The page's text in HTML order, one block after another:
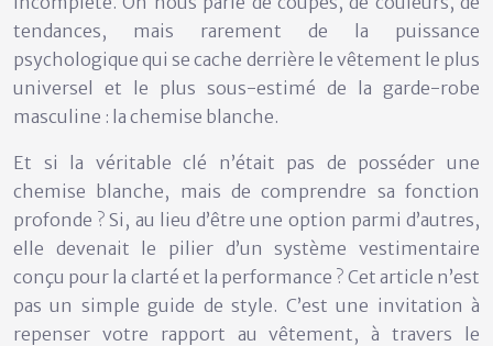
tendances, mais rarement de la puissance
psychologique qui se cache derrière le vêtement le plus
universel et le plus sous-estimé de la garde-robe
masculine : la chemise blanche.
Et si la véritable clé n’était pas de posséder une
chemise blanche, mais de comprendre sa fonction
profonde ? Si, au lieu d’être une option parmi d’autres,
elle devenait le pilier d’un système vestimentaire
conçu pour la clarté et la performance ? Cet article n’est
pas un simple guide de style. C’est une invitation à
repenser votre rapport au vêtement, à travers le